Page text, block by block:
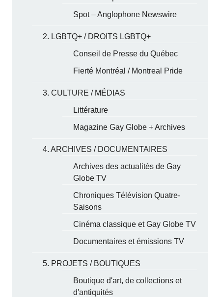
Spot – Anglophone Newswire
2. LGBTQ+ / DROITS LGBTQ+
Conseil de Presse du Québec
Fierté Montréal / Montreal Pride
3. CULTURE / MÉDIAS
Littérature
Magazine Gay Globe + Archives
4. ARCHIVES / DOCUMENTAIRES
Archives des actualités de Gay
Globe TV
Chroniques Télévision Quatre-
Saisons
Cinéma classique et Gay Globe TV
Documentaires et émissions TV
5. PROJETS / BOUTIQUES
Boutique d'art, de collections et
d'antiquités